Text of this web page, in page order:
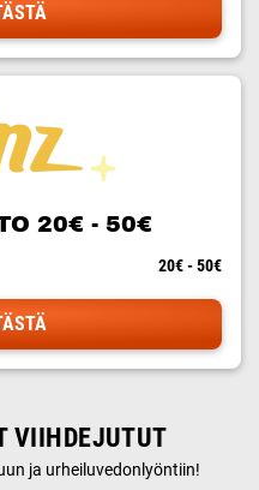
20€ - 50€
20€ - 50€
VIIHDEJUTUT
ja urheiluvedonlyöntiin!